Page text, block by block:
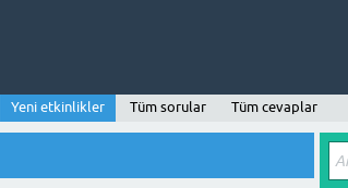
Yeni etkinlikler Tüm sorular Tüm cevaplar